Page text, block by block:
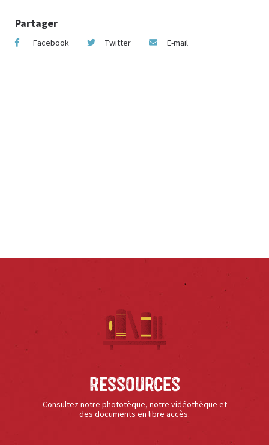
Partager
Facebook Twitter E-mail
Ressources
Consultez notre phototèque, notre vidéothèque et
des documents en libre accès.